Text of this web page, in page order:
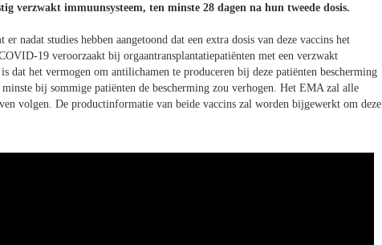
verzwakt immuunsysteem, ten minste 28 dagen na hun tweede dosis.
nadat studies hebben aangetoond dat een extra dosis van deze vaccins het
19 veroorzaakt bij orgaantransplantatiepatiënten met een verzwakt
dat het vermogen om antilichamen te produceren bij deze patiënten bescherming
bij sommige patiënten de bescherming zou verhogen. Het EMA zal alle
volgen. De productinformatie van beide vaccins zal worden bijgewerkt om deze